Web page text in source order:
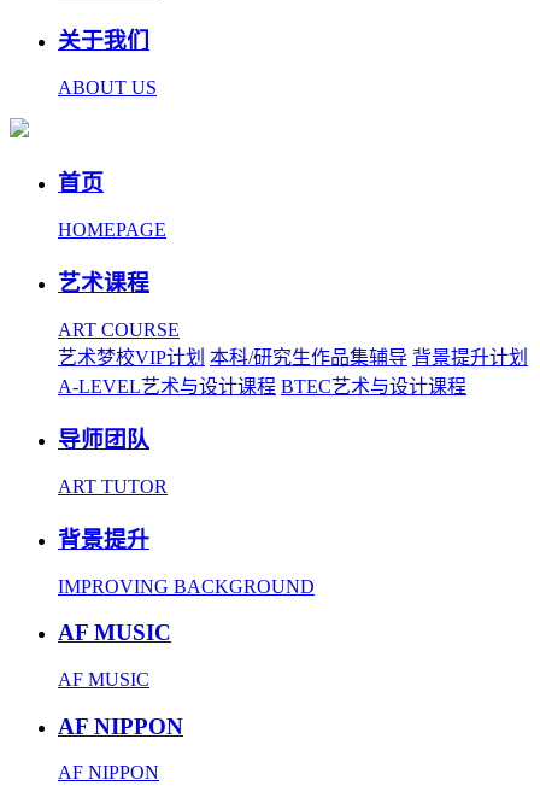
关于我们
ABOUT US
首页
HOMEPAGE
艺术课程
ART COURSE
艺术梦校VIP计划 本科/研究生作品集辅导 背景提升计划
A-LEVEL艺术与设计课程 BTEC艺术与设计课程
导师团队
ART TUTOR
背景提升
IMPROVING BACKGROUND
AF MUSIC
AF MUSIC
AF NIPPON
AF NIPPON